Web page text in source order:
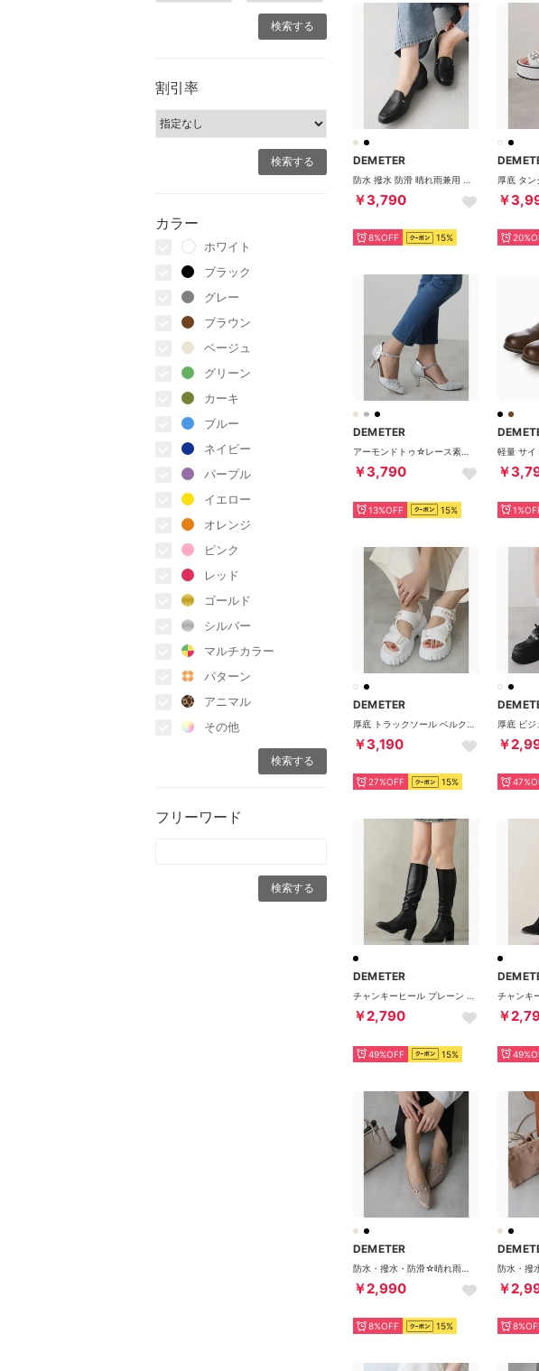
割引率
カラー
ホワイト
ブラック
グレー
ブラウン
ベージュ
グリーン
カーキ
ブルー
ネイビー
パープル
イエロー
オレンジ
ピンク
レッド
ゴールド
シルバー
マルチカラー
パターン
アニマル
その他
フリーワード
DEMETER
￥3,790
8%OFF 15%
￥
DEMETER
￥3,790
13%OFF 15%
￥
DEMETER
￥3,190
27%OFF 15%
￥
DEMETER
￥2,790
49%OFF 15%
￥
DEMETER
￥2,990
8%OFF 15%
￥